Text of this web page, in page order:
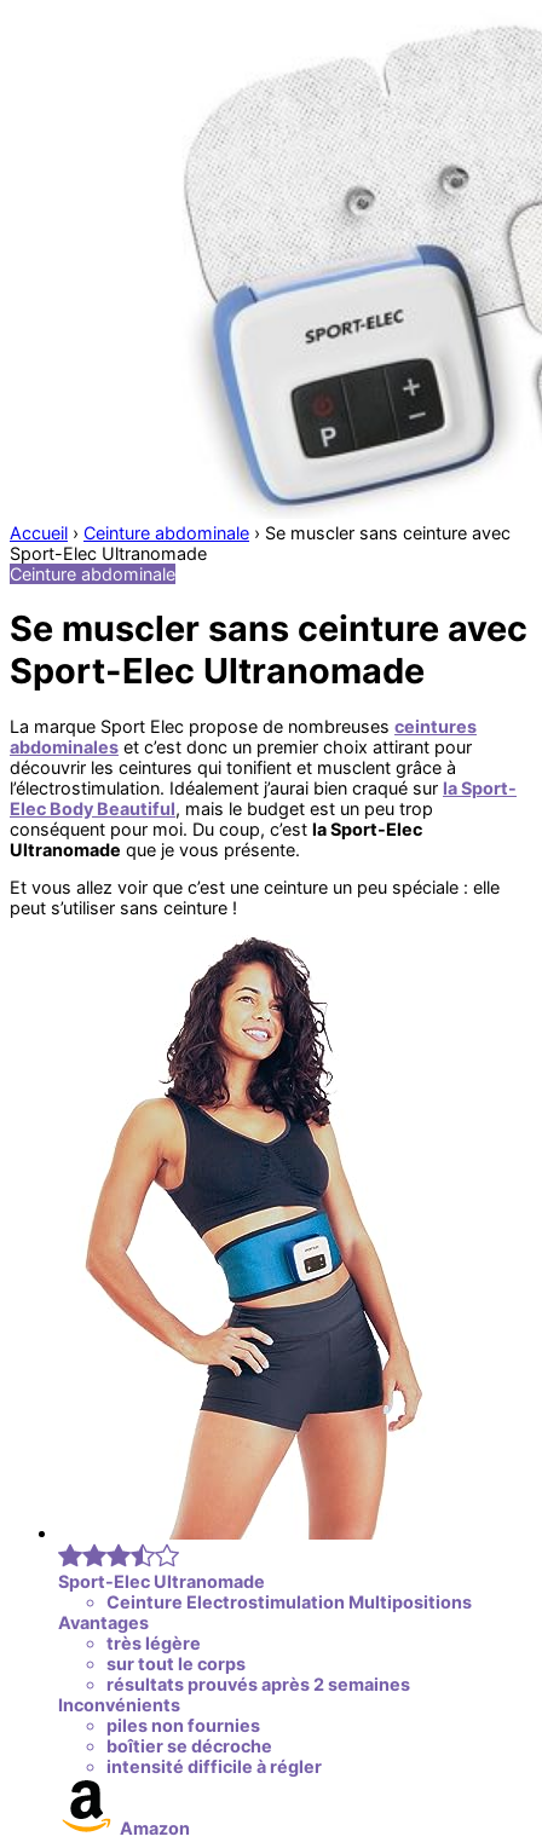
Accueil › Ceinture abdominale › Se muscler sans ceinture avec
Sport-Elec Ultranomade
Ceinture abdominale
Se muscler sans ceinture avec
Sport-Elec Ultranomade
La marque Sport Elec propose de nombreuses ceintures
abdominales et c’est donc un premier choix attirant pour
découvrir les ceintures qui tonifient et musclent grâce à
l’électrostimulation. Idéalement j’aurai bien craqué sur la Sport-
Elec Body Beautiful, mais le budget est un peu trop
conséquent pour moi. Du coup, c’est la Sport-Elec
Ultranomade que je vous présente.
Et vous allez voir que c’est une ceinture un peu spéciale : elle
peut s’utiliser sans ceinture !
Sport-Elec Ultranomade
Ceinture Electrostimulation Multipositions
Avantages
très légère
sur tout le corps
résultats prouvés après 2 semaines
Inconvénients
piles non fournies
boîtier se décroche
intensité difficile à régler
Amazon